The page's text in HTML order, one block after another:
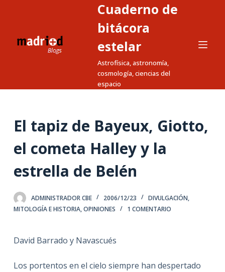
a
e
d
Cuaderno de
bitácora
estelar
Astrofísica, astronomía,
cosmología, ciencias del
espacio
El tapiz de Bayeux, Giotto,
el cometa Halley y la
estrella de Belén
ADMINISTRADOR CBE 2006/12/23 DIVULGACIÓN,
MITOLOGÍA E HISTORIA,OPINIONES 1 COMENTARIO
David Barrado y Navascués
Los portentos en el cielo siempre han despertado